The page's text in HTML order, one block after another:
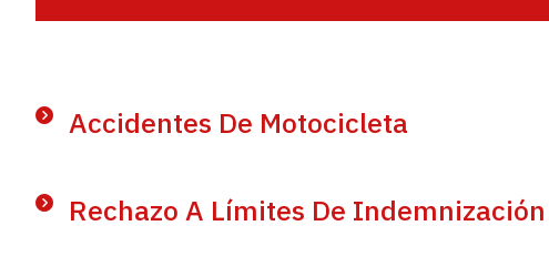
Accidentes De Motocicleta
Rechazo A Límites De Indemnización